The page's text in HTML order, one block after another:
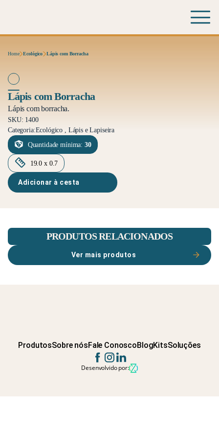
Home Ecológico Lápis com Borracha
Lápis com Borracha
Lápis com borracha.
SKU: 1400
Categoria:Ecológico , Lápis e Lapiseira
Quantidade mínima: 30
19.0 x 0.7
Adicionar à cesta
PRODUTOS RELACIONADOS
Ver mais produtos
ProdutosSobre nósFale ConoscoBlogKitsSoluções
Desenvolvido por: